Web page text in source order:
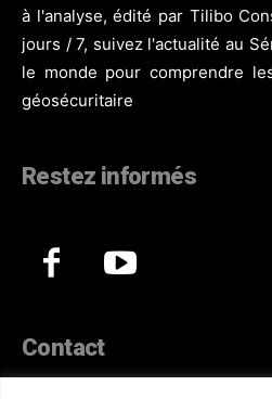
à l'analyse, édité par Tilibo
jours / 7, suivez l'actualité au
le monde pour comprendre
géosécuritaire
Restez informés
Contact